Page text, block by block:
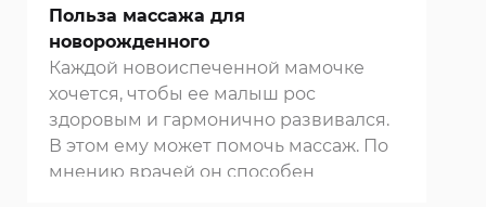
Польза массажа для
новорожденного
Каждой новоиспеченной мамочке
хочется, чтобы ее малыш рос
здоровым и гармонично развивался.
В этом ему может помочь массаж. По
мнению врачей он способен